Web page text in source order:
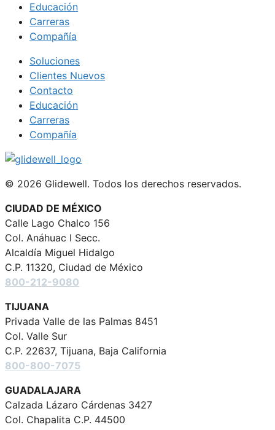
Educación
Carreras
Compañía
Soluciones
Clientes Nuevos
Contacto
Educación
Carreras
Compañía
© 2026 Glidewell. Todos los derechos reservados.
CIUDAD DE MÉXICO
Calle Lago Chalco 156
Col. Anáhuac I Secc.
Alcaldía Miguel Hidalgo
C.P. 11320, Ciudad de México
800-212-9080
TIJUANA
Privada Valle de las Palmas 8451
Col. Valle Sur
C.P. 22637, Tijuana, Baja California
800-800-7075
GUADALAJARA
Calzada Lázaro Cárdenas 3427
Col. Chapalita C.P. 44500